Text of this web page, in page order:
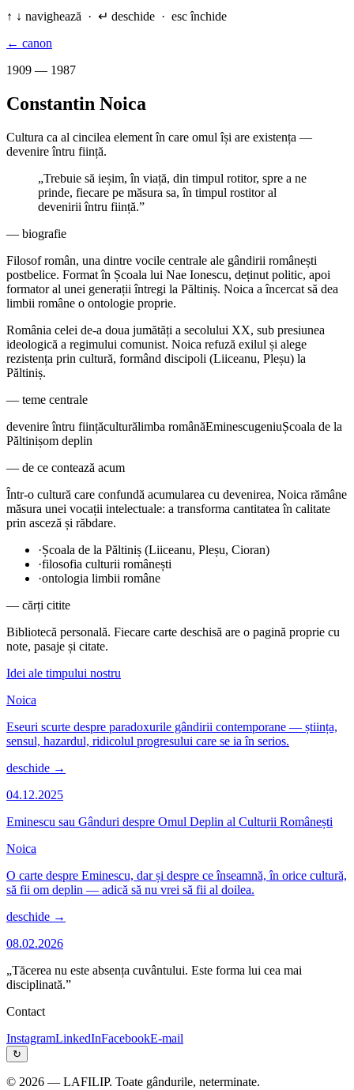
↑ ↓ navighează · ↵ deschide · esc închide
← canon
1909 — 1987
Constantin Noica
Cultura ca al cincilea element în care omul își are existența —
devenire întru ființă.
„Trebuie să ieșim, în viață, din timpul rotitor, spre a ne
prinde, fiecare pe măsura sa, în timpul rostitor al
devenirii întru ființă.”
— biografie
Filosof român, una dintre vocile centrale ale gândirii românești
postbelice. Format în Școala lui Nae Ionescu, deținut politic, apoi
formator al unei generații întregi la Păltiniș. Noica a încercat să dea
limbii române o ontologie proprie.
România celei de-a doua jumătăți a secolului XX, sub presiunea
ideologică a regimului comunist. Noica refuză exilul și alege
rezistența prin cultură, formând discipoli (Liiceanu, Pleșu) la
Păltiniș.
— teme centrale
devenire întru ființăculturălimba românăEminescugeniuȘcoala de la
Păltinișom deplin
— de ce contează acum
Într-o cultură care confundă acumularea cu devenirea, Noica rămâne
măsura unei vocații intelectuale: a transforma cantitatea în calitate
prin asceză și răbdare.
·Școala de la Păltiniș (Liiceanu, Pleșu, Cioran)
·filosofia culturii românești
·ontologia limbii române
— cărți citite
Bibliotecă personală. Fiecare carte deschisă are o pagină proprie cu
note, pasaje și citate.
Idei ale timpului nostru
Noica
Eseuri scurte despre paradoxurile gândirii contemporane — știința,
sensul, hazardul, ridicolul progresului care se ia în serios.
deschide →
04.12.2025
Eminescu sau Gânduri despre Omul Deplin al Culturii Românești
Noica
O carte despre Eminescu, dar și despre ce înseamnă, în orice cultură,
să fii om deplin — adică să nu vrei să fii al doilea.
deschide →
08.02.2026
„Tăcerea nu este absența cuvântului. Este forma lui cea mai
disciplinată.”
Contact
InstagramLinkedInFacebookE-mail
↻
© 2026 — LAFILIP. Toate gândurile, neterminate.